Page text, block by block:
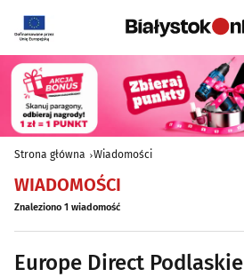
Strona główna Wiadomości
WIADOMOŚCI
Znaleziono 1 wiadomość
Europe Direct Podlaskie